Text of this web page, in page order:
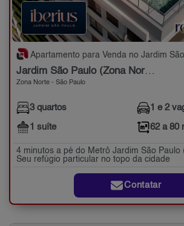
Apartamento para Venda no Jardim São Paulo (Zona
Jardim São Paulo (Zona Norte)
Zona Norte - São Paulo
3 quartos
1 suíte
1 e 2
62 a 80
4 minutos a pé do Metrô Jardim São Paulo
Seu refúgio particular no topo da cidade
Contatar